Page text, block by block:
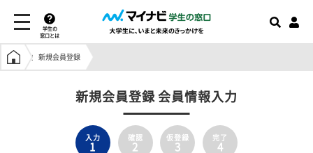
学生の
窓口とは
学生の窓口トップ
新規会員登録
新規会員登録 会員情報入力
入力
1
確認
2
仮登録
3
完了
4